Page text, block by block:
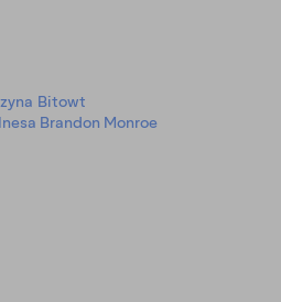
Bitowt
Brandon Monroe